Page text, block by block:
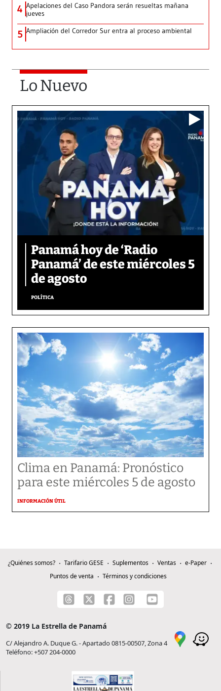
4 Apelaciones del Caso Pandora serán resueltas mañana
jueves
5 Ampliación del Corredor Sur entra al proceso ambiental
Lo Nuevo
Panamá hoy de ‘Radio
Panamá’ de este miércoles 5
de agosto
POLÍTICA
Clima en Panamá: Pronóstico
para este miércoles 5 de agosto
INFORMACIÓN ÚTIL
¿Quiénes somos? Tarifario GESE Suplementos Ventas
e-Paper
Puntos de venta
Términos y condiciones
© 2019 La Estrella de Panamá
C/ Alejandro A. Duque G. - Apartado 0815-00507, Zona 4
Teléfono: +507 204-0000